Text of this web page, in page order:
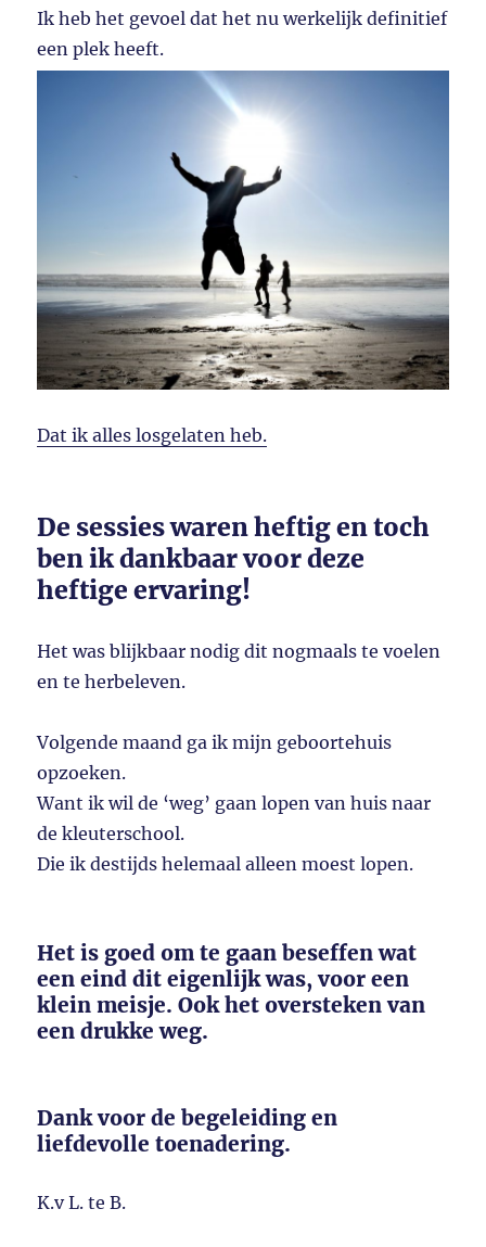
Ik heb het gevoel dat het nu werkelijk definitief
een plek heeft.
Dat ik alles losgelaten heb.
De sessies waren heftig en toch
ben ik dankbaar voor deze
heftige ervaring!
Het was blijkbaar nodig dit nogmaals te voelen
en te herbeleven.
Volgende maand ga ik mijn geboortehuis
opzoeken.
Want ik wil de ‘weg’ gaan lopen van huis naar
de kleuterschool.
Die ik destijds helemaal alleen moest lopen.
Het is goed om te gaan beseffen wat
een eind dit eigenlijk was, voor een
klein meisje.Ook het oversteken van
een drukke weg.
Dank voor de begeleiding en
liefdevolle toenadering.
K.v L. te B.